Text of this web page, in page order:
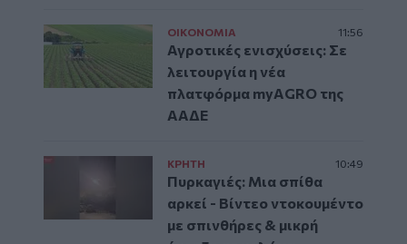
ΟΙΚΟΝΟΜΙΑ 11:56
Αγροτικές ενισχύσεις: Σε
λειτουργία η νέα
πλατφόρμα myAGRO της
ΑΑΔΕ
ΚΡΗΤΗ 10:49
Πυρκαγιές: Μια σπίθα
αρκεί - Βίντεο ντοκουμέντο
με σπινθήρες & μικρή